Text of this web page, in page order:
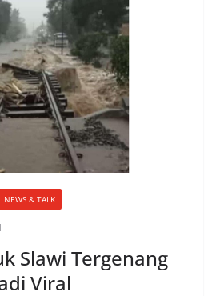
NEWS & TALK
Slawi Tergenang
Viral